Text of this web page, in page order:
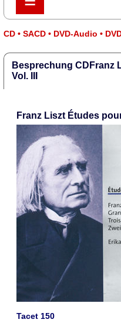
CD • SACD • DVD-Audio •
Besprechung CDFranz
Vol. III
Franz Liszt Études
Tacet 150